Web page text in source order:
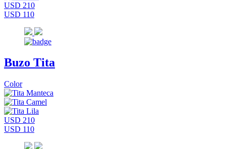
USD 210
USD 110
Buzo Tita
Color
USD 210
USD 110